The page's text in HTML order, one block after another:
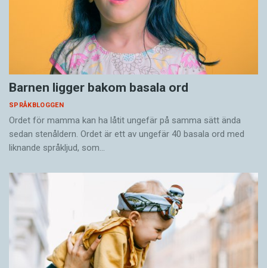
Barnen ligger bakom basala ord
SPRÅKBLOGGEN
Ordet för mamma kan ha låtit ungefär på samma sätt ända
sedan stenåldern. Ordet är ett av ungefär 40 basala ord med
liknande språkljud, som…